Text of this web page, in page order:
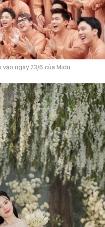
ngày 23/6 của Midu